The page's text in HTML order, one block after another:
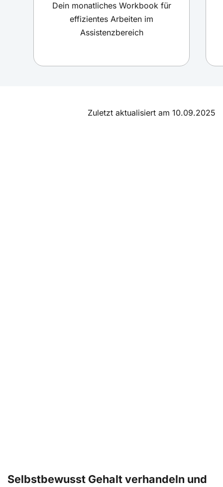
Dein monatliches Workbook für
effizientes Arbeiten im
Assistenzbereich
Zuletzt aktualisiert am 10.09.2025
Selbstbewusst Gehalt verhandeln und